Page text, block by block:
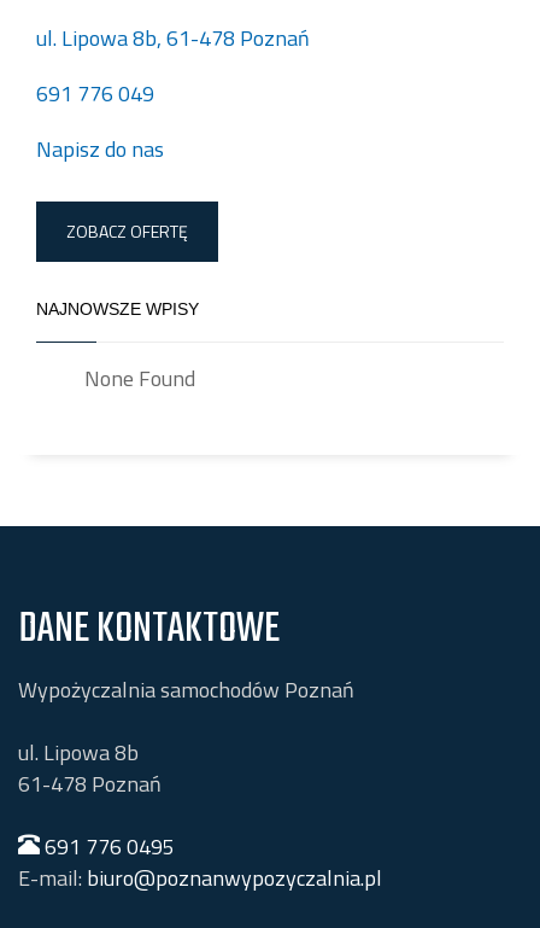
ul. Lipowa 8b, 61-478 Poznań
691 776 049
Napisz do nas
ZOBACZ OFERTĘ
NAJNOWSZE WPISY
None Found
DANE KONTAKTOWE
Wypożyczalnia samochodów Poznań
ul. Lipowa 8b
61-478 Poznań
691 776 0495
E-mail: biuro@poznanwypozyczalnia.pl